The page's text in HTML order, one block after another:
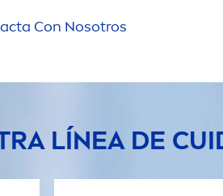
Con Nosotros
LÍNEA DE